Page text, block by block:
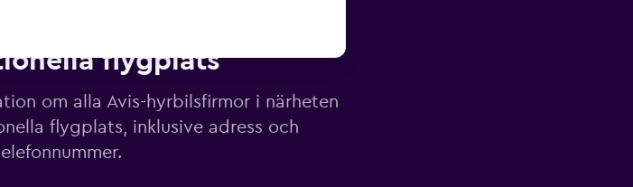
flygplats
om alla Avis-hyrbilsfirmor i närheten
flygplats, inklusive adress och